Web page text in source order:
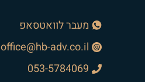
מעבר לוואטסאפ
office@hb-adv.co.il
053-5784069